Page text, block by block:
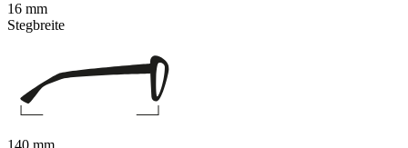
16 mm
Stegbreite